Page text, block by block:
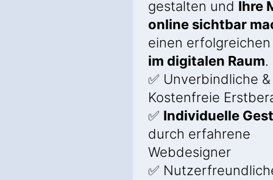
gestalten und Ihre
online sichtbar
einen
im digitalen Raum.
✅ Unverbindliche &
Kostenfreie
✅ Individuelle
durch erfahrene
Webdesigner
✅